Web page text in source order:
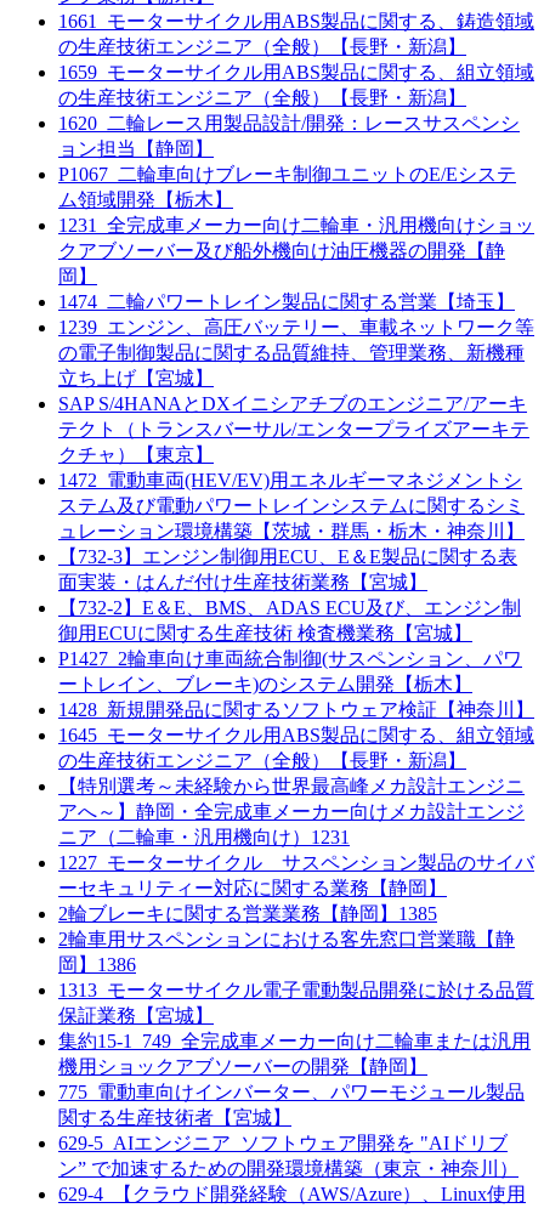
1661_モーターサイクル用ABS製品に関する、鋳造領域
の生産技術エンジニア（全般）【長野・新潟】
1659_モーターサイクル用ABS製品に関する、組立領域
の生産技術エンジニア（全般）【長野・新潟】
1620_二輪レース用製品設計/開発：レースサスペンシ
ョン担当【静岡】
P1067_二輪車向けブレーキ制御ユニットのE/Eシステ
ム領域開発【栃木】
1231_全完成車メーカー向け二輪車・汎用機向けショッ
クアブソーバー及び船外機向け油圧機器の開発【静
岡】
1474_二輪パワートレイン製品に関する営業【埼玉】
1239_エンジン、高圧バッテリー、車載ネットワーク等
の電子制御製品に関する品質維持、管理業務、新機種
立ち上げ【宮城】
SAP S/4HANAとDXイニシアチブのエンジニア/アーキ
テクト（トランスバーサル/エンタープライズアーキテ
クチャ）【東京】
1472_電動車両(HEV/EV)用エネルギーマネジメントシ
ステム及び電動パワートレインシステムに関するシミ
ュレーション環境構築【茨城・群馬・栃木・神奈川】
【732-3】エンジン制御用ECU、E＆E製品に関する表
面実装・はんだ付け生産技術業務【宮城】
【732-2】E＆E、BMS、ADAS ECU及び、エンジン制
御用ECUに関する生産技術 検査機業務【宮城】
P1427_2輪車向け車両統合制御(サスペンション、パワ
ートレイン、ブレーキ)のシステム開発【栃木】
1428_新規開発品に関するソフトウェア検証【神奈川】
1645_モーターサイクル用ABS製品に関する、組立領域
の生産技術エンジニア（全般）【長野・新潟】
【特別選考～未経験から世界最高峰メカ設計エンジニ
アへ～】静岡・全完成車メーカー向けメカ設計エンジ
ニア（二輪車・汎用機向け）1231
1227_モーターサイクル サスペンション製品のサイバ
ーセキュリティー対応に関する業務【静岡】
2輪ブレーキに関する営業業務【静岡】1385
2輪車用サスペンションにおける客先窓口営業職【静
岡】1386
1313_モーターサイクル電子電動製品開発に於ける品質
保証業務【宮城】
集約15-1_749_全完成車メーカー向け二輪車または汎用
機用ショックアブソーバーの開発【静岡】
775_電動車向けインバーター、パワーモジュール製品
関する生産技術者【宮城】
629-5_AIエンジニア_ソフトウェア開発を "AIドリブ
ン” で加速するための開発環境構築（東京・神奈川）
629-4_【クラウド開発経験（AWS/Azure）、Linux使用